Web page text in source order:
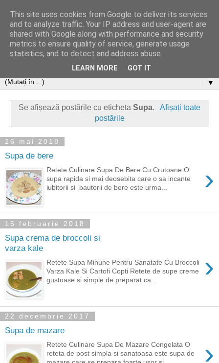
▼
Se afișează postările cu etichetaSupa.
Afișați toate
postările
26 mai 2018
Supa de bere
›
Retete Culinare Supa De Bere Cu Crutoane O
supa rapida si mai deosebita care o sa incante
iubitorii si bautorii de bere este urma...
15 februarie 2018
Supa crema de broccoli si
varza kale
›
Retete Supa Minune Pentru Sanatate Cu Broccoli
Varza Kale Si Cartofi Copti Retete de supe creme
gustoase si simple de preparat ca...
22 decembrie 2017
Supa de mazare
›
Retete Culinare Supa De Mazare Congelata O
reteta de post simpla si sanatoasa este supa de
This site uses cookies from Google to deliver its services
and to analyze traffic. Your IP address and user-agent are
shared with Google along with performance and security
metrics to ensure quality of service, generate usage
statistics, and to detect and address abuse.
LEARN MORE GOT IT